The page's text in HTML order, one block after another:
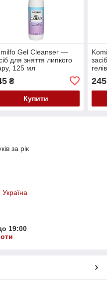
Gel Cleanser —
для зняття липкого
125 мл
₴
Купити
245
за рік
19:00